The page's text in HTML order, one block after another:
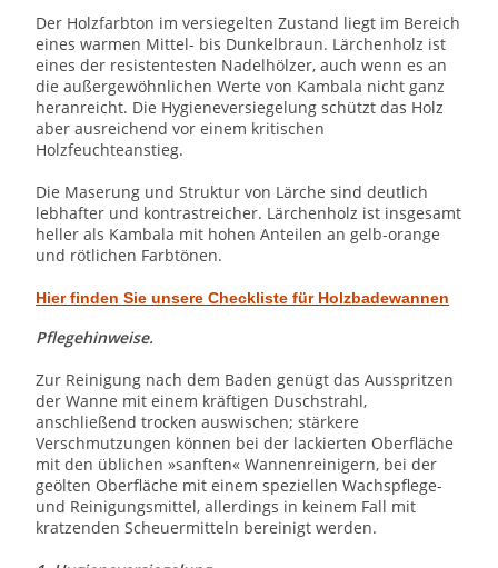
Der Holzfarbton im versiegelten Zustand liegt im Bereich
eines warmen Mittel- bis Dunkelbraun. Lärchenholz ist
eines der resistentesten Nadelhölzer, auch wenn es an
die außergewöhnlichen Werte von Kambala nicht ganz
heranreicht. Die Hygieneversiegelung schützt das Holz
aber ausreichend vor einem kritischen
Holzfeuchteanstieg.
Die Maserung und Struktur von Lärche sind deutlich
lebhafter und kontrastreicher. Lärchenholz ist insgesamt
heller als Kambala mit hohen Anteilen an gelb-orange
und rötlichen Farbtönen.
Hier finden Sie unsere Checkliste für Holzbadewannen
Pflegehinweise.
Zur Reinigung nach dem Baden genügt das Ausspritzen
der Wanne mit einem kräftigen Duschstrahl,
anschließend trocken auswischen; stärkere
Verschmutzungen können bei der lackierten Oberfläche
mit den üblichen »sanften« Wannenreinigern, bei der
geölten Oberfläche mit einem speziellen Wachspflege-
und Reinigungsmittel, allerdings in keinem Fall mit
kratzenden Scheuermitteln bereinigt werden.